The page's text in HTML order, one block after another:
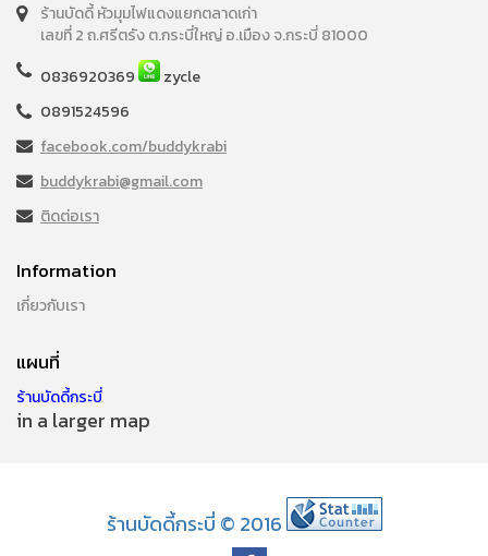
ร้านบัดดี้ หัวมุมไฟแดงแยกตลาดเก่า
เลขที่ 2 ถ.ศรีตรัง ต.กระบี่ใหญ่ อ.เมือง จ.กระบี่ 81000
0836920369
zycle
0891524596
facebook.com/buddykrabi
buddykrabi@gmail.com
ติดต่อเรา
Information
เกี่ยวกับเรา
แผนที่
ร้านบัดดี้กระบี่
in a larger map
ร้านบัดดี้กระบี่ © 2016